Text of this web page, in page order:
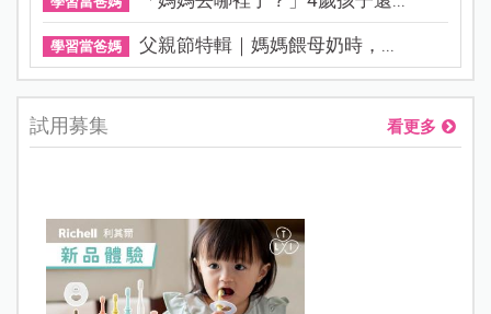
學習當爸媽 父親節特輯｜媽媽餵母奶時，...
試用募集 看更多